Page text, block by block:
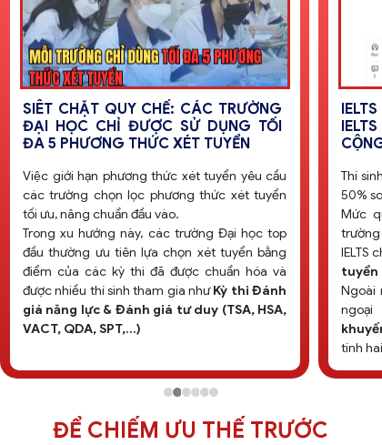
IELTS MẤT LỢI THẾ: MỨC QUY ĐỔI
IELTS GIẢM MẠNH VÀ CHỈ ĐƯỢC
CỘNG TỐI ĐA 1.5 ĐIỂM
Thí sinh chỉ đượccộng tối đa 1,5 điểm, giảm
50% so với quy định trước đây (tối đa 3 điểm)
Mức quy đổi điểm IELTS giảm mạnh, nhiều
trường yêu cầu mức xét IELTS phải từ 6.5
IELTS chỉ còn ưu thế đối vớiphương thức Xét
tuyển kết hợpcác kỳ thi
Ngoài ra, thí sinh đã quy đổi điểm chứng chỉ
ngoại ngữ thìkhông được cộng điểm
khuyến khíchđể tránh một thành tích được
BÁO
XÉT
VÉ
Năm
học
tuyển,
trọng
Ngoài
yêu
môn
THPT)
ĐỂ CHIẾM ƯU THẾ TRƯỚC